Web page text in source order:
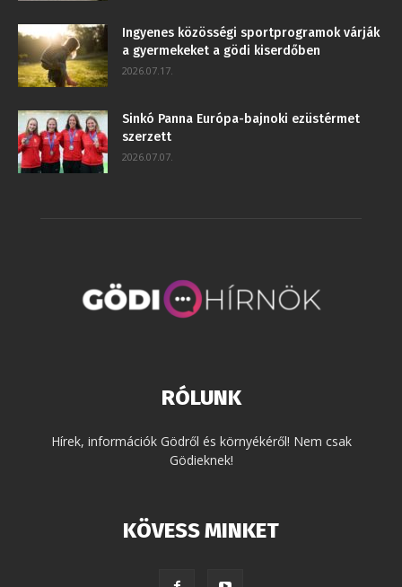
Ingyenes közösségi sportprogramok várják
a gyermekeket a gödi kiserdőben
2026.07.17.
Sinkó Panna Európa-bajnoki ezüstérmet
szerzett
2026.07.07.
RÓLUNK
Hírek, információk Gödről és környékéről! Nem csak
Gödieknek!
KÖVESS MINKET